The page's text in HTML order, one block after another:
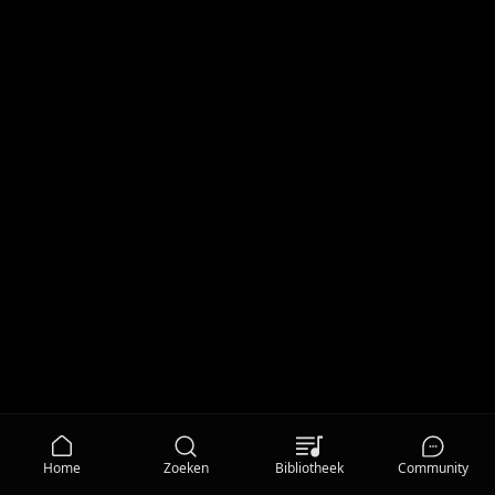
Home Zoeken Bibliotheek Community